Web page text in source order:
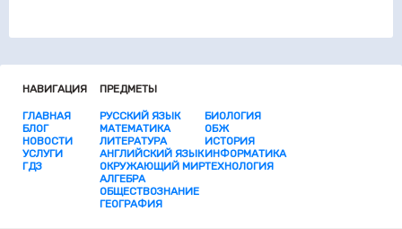
НАВИГАЦИЯ
ГЛАВНАЯ
БЛОГ
НОВОСТИ
УСЛУГИ
ГДЗ
ПРЕДМЕТЫ
РУССКИЙ ЯЗЫК
МАТЕМАТИКА
ЛИТЕРАТУРА
АНГЛИЙСКИЙ ЯЗЫК
ОКРУЖАЮЩИЙ МИР
АЛГЕБРА
ОБЩЕСТВОЗНАНИЕ
ГЕОГРАФИЯ
БИОЛОГИЯ
ОБЖ
ИСТОРИЯ
ИНФОРМАТИКА
ТЕХНОЛОГИЯ